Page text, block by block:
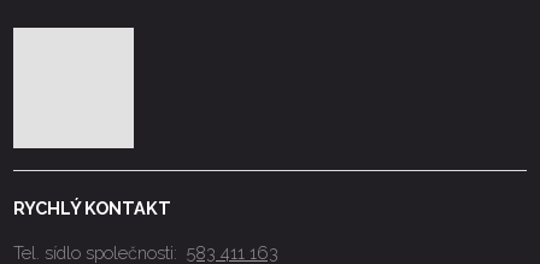
RYCHLÝ KONTAKT
Tel. sídlo společnosti: 583 411 163